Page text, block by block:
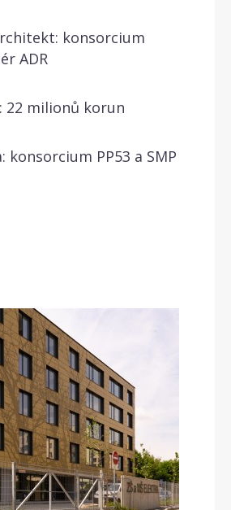
konsorcium
ADR
22 milionů korun
konsorcium PP53 a SMP